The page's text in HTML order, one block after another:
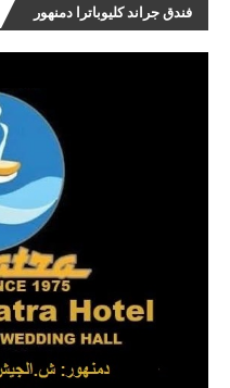
فندق جراند كليوباترا دمنهور